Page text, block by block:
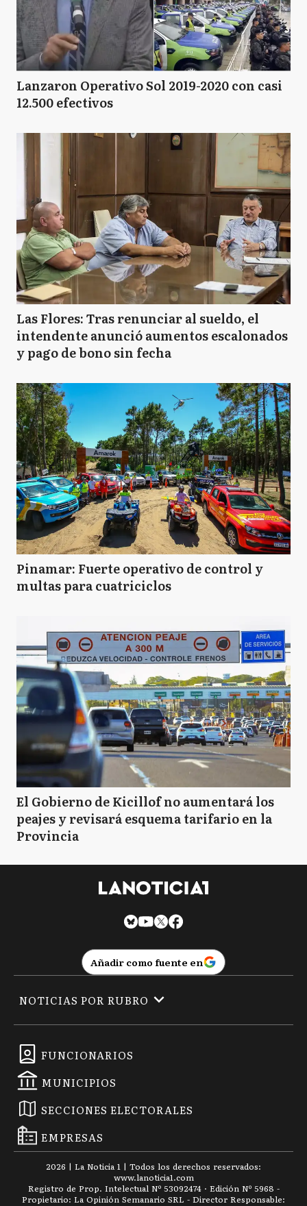
Lanzaron Operativo Sol 2019-2020 con casi
12.500 efectivos
Las Flores: Tras renunciar al sueldo, el
intendente anunció aumentos escalonados
y pago de bono sin fecha
Pinamar: Fuerte operativo de control y
multas para cuatriciclos
El Gobierno de Kicillof no aumentará los
peajes y revisará esquema tarifario en la
Provincia
Añadir como fuente en
FUNCIONARIOS
MUNICIPIOS
SECCIONES ELECTORALES
EMPRESAS
NOTICIAS POR RUBRO
2026 | La Noticia 1 | Todos los derechos reservados:
www.lanoticia1.com
Registro de Prop. Intelectual Nº 53092474 · Edición Nº 5968 -
Propietario: La Opinión Semanario SRL - Director Responsable: